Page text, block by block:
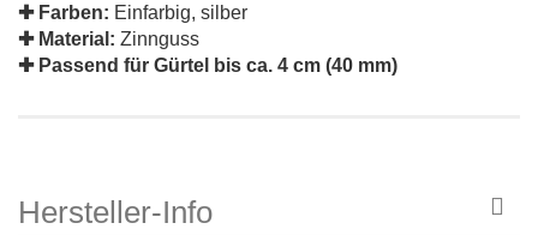
✚ Farben: Einfarbig, silber
✚ Material: Zinnguss
✚ Passend für Gürtel bis ca. 4 cm (40 mm)
Hersteller-Info